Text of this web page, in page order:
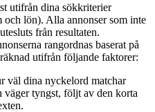
utifrån dina sökkriterier
lön). Alla annonser som inte
från resultaten.
rangordnas baserat på
utifrån följande faktorer:
väl dina nyckelord matchar
tyngst, följt av den korta